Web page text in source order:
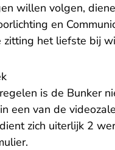
willen volgen,
en
zitting het liefste bij
is de Bunker
een van de
zich uiterlijk 2